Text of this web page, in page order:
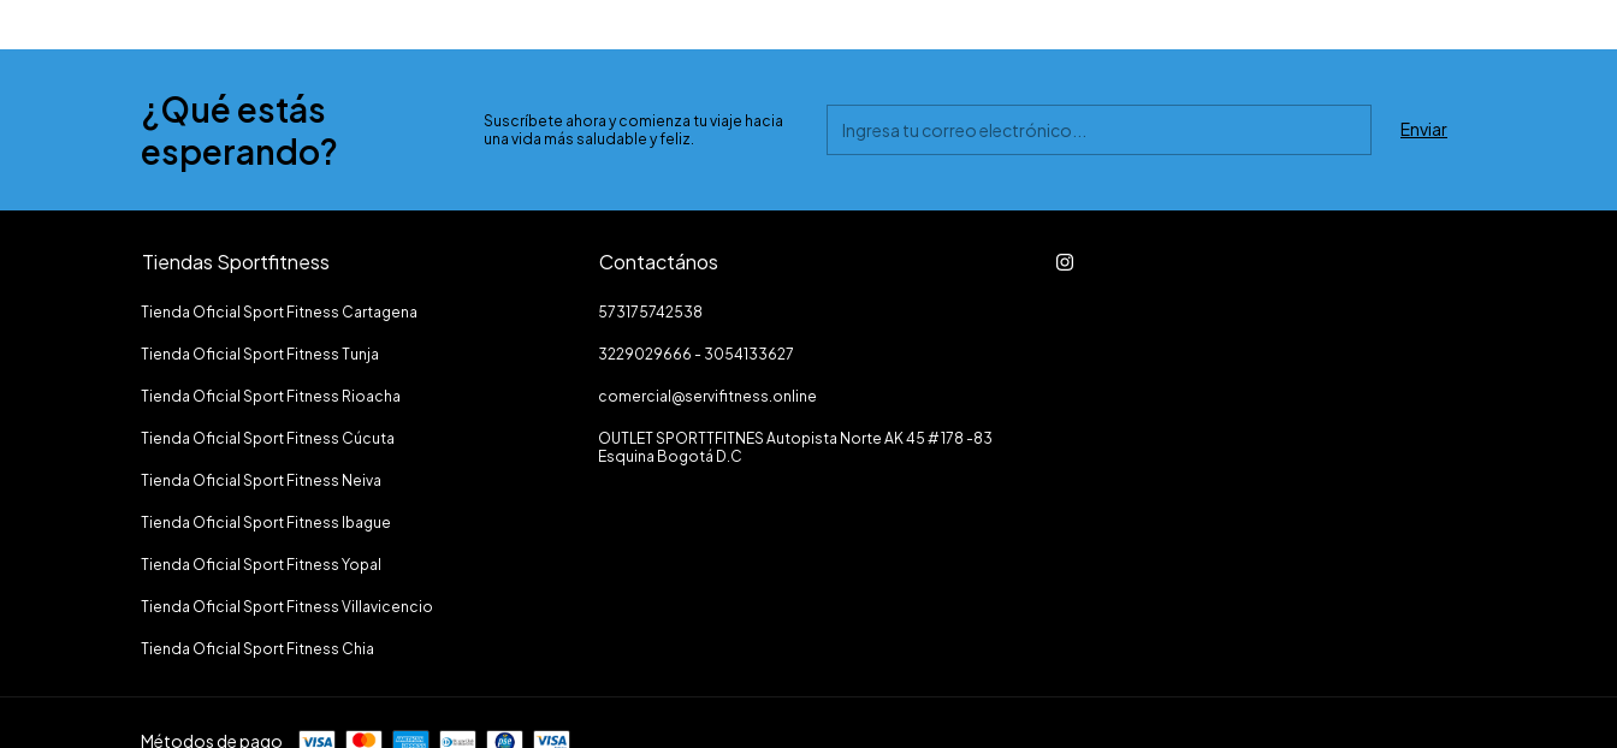
¿Qué estás
esperando?
Suscríbete ahora y comienza tu viaje hacia
una vida más saludable y feliz.
Tiendas Sportfitness
Tienda Oficial Sport Fitness Cartagena
Tienda Oficial Sport Fitness Tunja
Tienda Oficial Sport Fitness Rioacha
Tienda Oficial Sport Fitness Cúcuta
Tienda Oficial Sport Fitness Neiva
Tienda Oficial Sport Fitness Ibague
Tienda Oficial Sport Fitness Yopal
Tienda Oficial Sport Fitness Villavicencio
Tienda Oficial Sport Fitness Chia
Contactános
573175742538
3229029666 - 3054133627
comercial@servifitness.online
OUTLET SPORTTFITNES Autopista Norte AK 45 # 178 -83
Esquina Bogotá D.C
Métodos de pago